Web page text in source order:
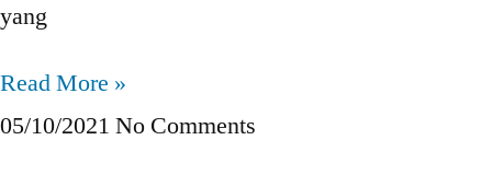
yang
Read More »
05/10/2021 No Comments